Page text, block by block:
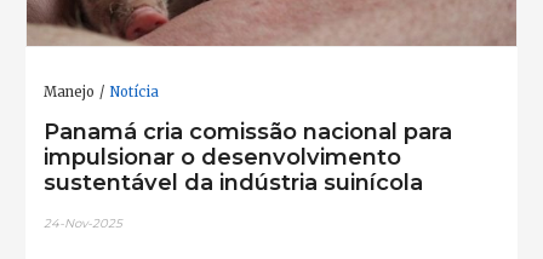
Manejo Notícia
Panamá cria comissão nacional para
impulsionar o desenvolvimento
sustentável da indústria suinícola
24-Nov-2025